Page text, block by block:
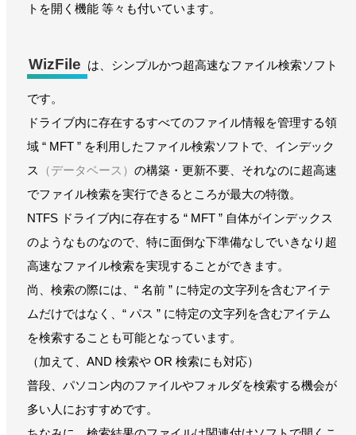
トを開く機能 等々も付いています。
WizFile は、シンプルかつ超高速なファイル検索ソフト
です。
ドライブ内に存在するすべてのファイル情報を管理する領
域 “ MFT ” を利用したファイル検索ソフトで、インデック
ス
（データベース） の構築・更新不要、それなのに超高速
でファイル検索を実行できるところが最大の特徴。
NTFS ドライブ内に存在する “ MFT ” 自体がインデックス
のようなものなので、特に面倒な下準備なしでいきなり超
高速なファイル検索を実現することができます。
尚、検索の際には、“ 名前 ” に特定の文字列を含むアイテ
ムだけではなく、“ パス ” に特定の文字列を含むアイテム
を検索することも可能となっています。
（加えて、AND 検索や OR 検索にも対応）
普段、パソコン内のファイルやフォルダを検索する機会が
多い人におすすめです。